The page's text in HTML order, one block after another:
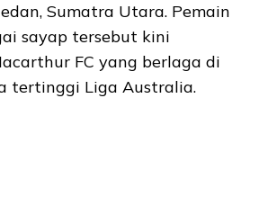
Sumatra Utara. Pemain
sayap tersebut kini
FC yang berlaga di
tertinggi Liga Australia.